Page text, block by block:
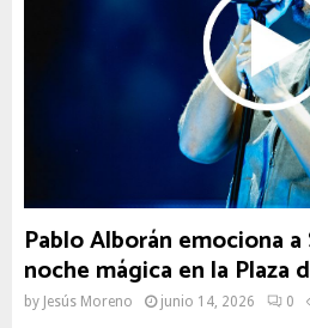
Pablo Alborán emociona a
noche mágica en la Plaza
by Jesús Moreno junio 14, 2026 0